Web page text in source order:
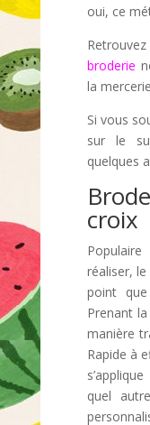
oui, ce
broderie
la
Si vous
sur le
quelques
croix
réaliser,
point
Prenant
manière
Rapide à
quel